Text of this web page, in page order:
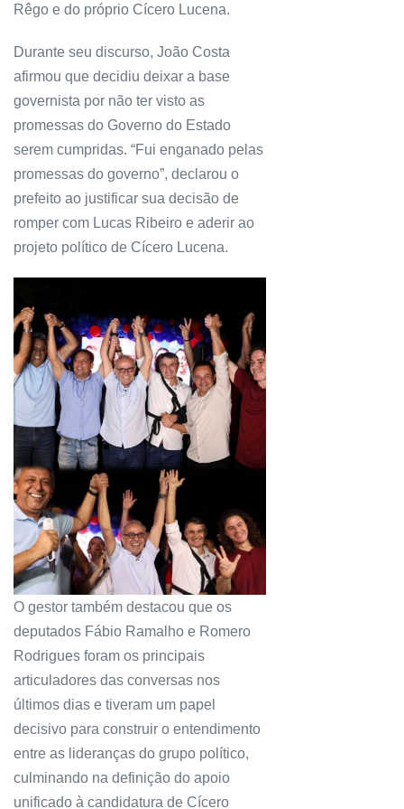
Rêgo e do próprio Cícero Lucena.
Durante seu discurso, João Costa
afirmou que decidiu deixar a base
governista por não ter visto as
promessas do Governo do Estado
serem cumpridas. “Fui enganado pelas
promessas do governo”, declarou o
prefeito ao justificar sua decisão de
romper com Lucas Ribeiro e aderir ao
projeto político de Cícero Lucena.
O gestor também destacou que os
deputados Fábio Ramalho e Romero
Rodrigues foram os principais
articuladores das conversas nos
últimos dias e tiveram um papel
decisivo para construir o entendimento
entre as lideranças do grupo político,
culminando na definição do apoio
unificado à candidatura de Cícero